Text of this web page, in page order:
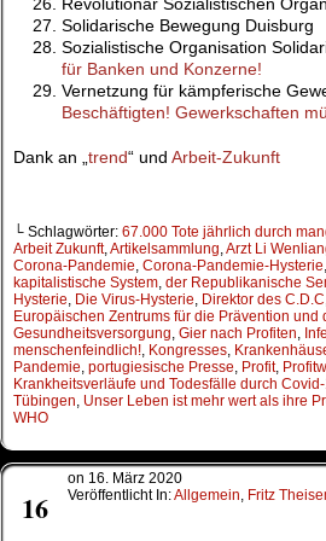
Solidarische Bewegung Duisburg
Sozialistische Organisation
für Banken und Konzerne!
Vernetzung für kämpferische
Beschäftigten! Gewerkschaften
Dank an „ trend“ und Arbeit-Zukunft
└ Schlagwörter: 67.000 Tote jährlich durch
Arbeit Zukunft,Artikelsammlung,Arzt Li
Corona-Pandemie, Corona-Pandemie-Hysterie,
kapitalistische System, der Republikanische
Hysterie, Die Virus-Hysterie, Direktor des C.D.C
Europäischen Zentrums für die Prävention
Gesundheitsversorgung, Gier nach Profiten,
menschenfeindlich!, Kongresses,
Pandemie, portugiesische Presse, Profit,
Krankheitsverläufe und Todesfälle durch
Tübingen, Unser Leben ist mehr wert als ihre
WHO
16
on 16. März 2020
Veröffentlicht In:Allgemein, Fritz